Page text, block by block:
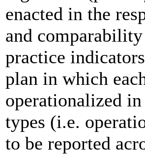
enacted in the
and
practice
plan in which
operationalized
types (i.e.
to be reported